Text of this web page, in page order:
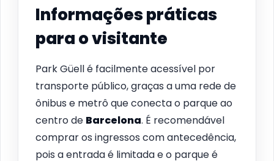
Informações práticas
para o visitante
Park Güell é facilmente acessível por
transporte público, graças a uma rede de
ônibus e metrô que conecta o parque ao
centro de Barcelona. É recomendável
comprar os ingressos com antecedência,
pois a entrada é limitada e o parque é